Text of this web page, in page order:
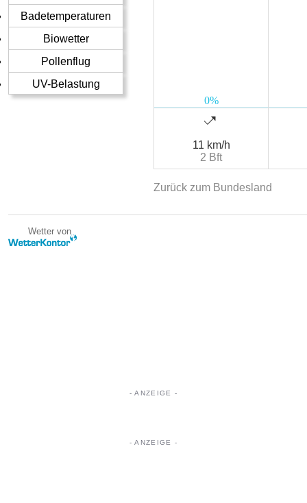
Badetemperaturen
Biowetter
Pollenflug
UV-Belastung
11 km/h
2 Bft
Zurück zum Bundesland
Wetter von